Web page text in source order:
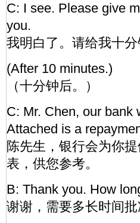
C: I see. Please give
you.
我明白了。请给我十分
(After 10 minutes.)
（十分钟后。）
C: Mr. Chen, our bank
Attached is a
陈先生，银行会为你
表，供您参考。
B: Thank you. How
谢谢，需要多长时间